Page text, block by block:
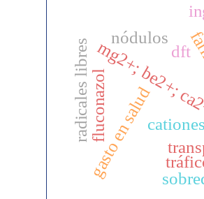
mg2+; be2+;
gasto en salud
dft
radicales libresfluconazol
nódulos